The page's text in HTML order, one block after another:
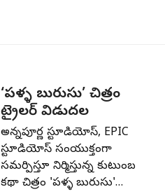
‘పళ్ళ బురుసు’ చిత్రం
ట్రైలర్ విడుదల
అన్నపూర్ణ స్టూడియోస్, EPIC
స్టూడియోస్ సంయుక్తంగా
సమర్పిస్తూ నిర్మిస్తున్న కుటుంబ
కథా చిత్రం 'పళ్ళ బురుసు'…